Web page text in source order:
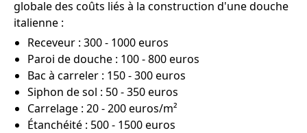
globale des coûts liés à la construction d'une douche
italienne :
Receveur : 300 - 1000 euros
Paroi de douche : 100 - 800 euros
Bac à carreler : 150 - 300 euros
Siphon de sol : 50 - 350 euros
Carrelage : 20 - 200 euros/m²
Étanchéité : 500 - 1500 euros